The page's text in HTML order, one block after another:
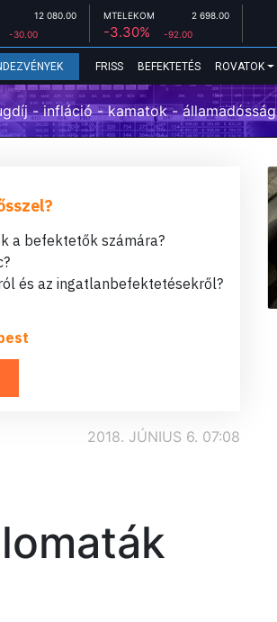
12 080.00
-30.00
MTELEKOM 2 698.00
-3.30% -92.00
FRISS BEFEKTETÉS ROVATOK
- infláció - kamatok - államadósság
a befektetők számára?
és az ingatlanbefektetésekről?
2018. JÚNIUS 6. 07:08